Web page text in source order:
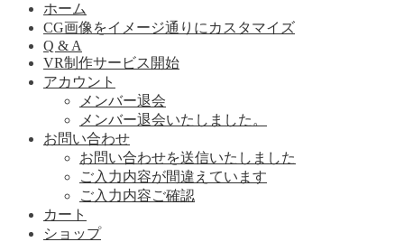
ホーム
CG画像をイメージ通りにカスタマイズ
Q & A
VR制作サービス開始
アカウント
メンバー退会
メンバー退会いたしました。
お問い合わせ
お問い合わせを送信いたしました
ご入力内容が間違えています
ご入力内容ご確認
カート
ショップ